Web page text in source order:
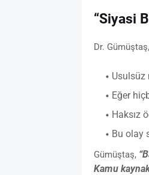
“Siyasi
Dr.
Usulsüz
Eğer
Haksız
Bu olay
Gümüştaş,
Kamu